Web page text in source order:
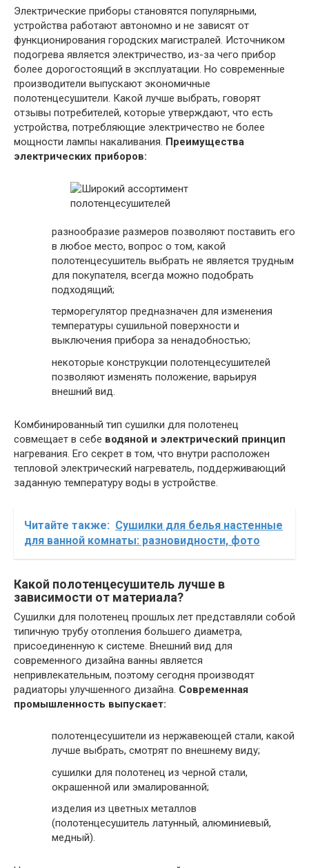
Электрические приборы становятся популярными,
устройства работают автономно и не зависят от
функционирования городских магистралей. Источником
подогрева является электричество, из-за чего прибор
более дорогостоящий в эксплуатации. Но современные
производители выпускают экономичные
полотенцесушители. Какой лучше выбрать, говорят
отзывы потребителей, которые утверждают, что есть
устройства, потребляющие электричество не более
мощности лампы накаливания. Преимущества
электрических приборов:
разнообразие размеров позволяют поставить его
в любое место, вопрос о том, какой
полотенцесушитель выбрать не является трудным
для покупателя, всегда можно подобрать
подходящий;
терморегулятор предназначен для изменения
температуры сушильной поверхности и
выключения прибора за ненадобностью;
некоторые конструкции полотенцесушителей
позволяют изменять положение, варьируя
внешний вид.
Комбинированный тип сушилки для полотенец
совмещает в себе водяной и электрический принцип
нагревания. Его секрет в том, что внутри расположен
тепловой электрический нагреватель, поддерживающий
заданную температуру воды в устройстве.
Читайте также: Сушилки для белья настенные
для ванной комнаты: разновидности, фото
Какой полотенцесушитель лучше в
зависимости от материала?
Сушилки для полотенец прошлых лет представляли собой
типичную трубу отопления большего диаметра,
присоединенную к системе. Внешний вид для
современного дизайна ванны является
непривлекательным, поэтому сегодня производят
радиаторы улучшенного дизайна. Современная
промышленность выпускает:
полотенцесушители из нержавеющей стали, какой
лучше выбрать, смотрят по внешнему виду;
сушилки для полотенец из черной стали,
окрашенной или эмалированной;
изделия из цветных металлов
(полотенцесушитель латунный, алюминиевый,
медный).